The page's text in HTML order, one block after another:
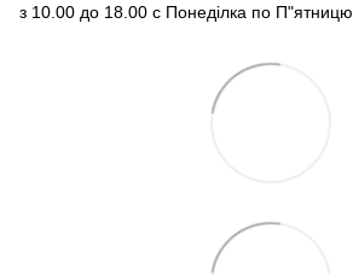
з 10.00 до 18.00 с Понеділка по П"ятницю